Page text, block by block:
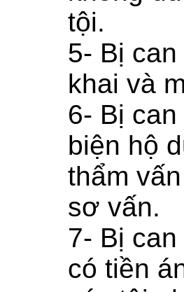
tội.
5- Bị
khai và
6- Bị
biện hộ
thẩm
sơ vấn.
7- Bị
có tiền